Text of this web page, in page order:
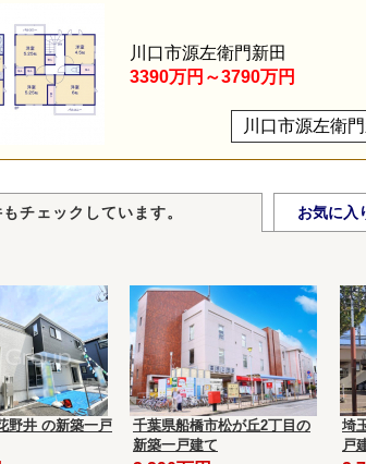
川口市源左衛
川口市源左衛門新田
3390万円～3790万円
チェックしています。 お気に入
野井 の新築一戸
千葉県船橋市松が丘2丁目の
新築一戸建て
埼
戸